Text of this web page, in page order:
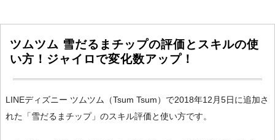
ツムツム 雪だるまチップの評価とスキルの使
い方！ジャイロで変化数アップ！
LINEディズニー ツムツム（Tsum Tsum）で2018年12月5日に追加さ
れた「雪だるまチップ」のスキル評価と使い方です。